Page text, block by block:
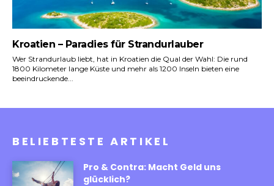
Kroatien – Paradies für Strandurlauber
Wer Strandurlaub liebt, hat in Kroatien die Qual der Wahl: Die rund
1800 Kilometer lange Küste und mehr als 1200 Inseln bieten eine
beeindruckende...
BELIEBTESTE ARTIKEL
Pro & Contra: Macht Geld uns
glücklich?